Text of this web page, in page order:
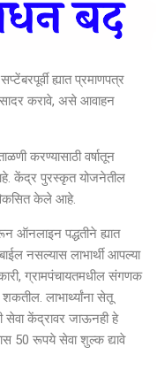
ह्यात प्रमाणपत्र
सादर करावे, असे आवाहन
करण्यासाठी वर्षातून
केंद्र पुरस्कृत योजनेतील
केले आहे.
ऑनलाइन पद्धतीने ह्यात
नसल्यास लाभार्थी आपल्या
ग्रामपंचायतमधील संगणक
लाभार्थ्यांना सेतू
सेवा केंद्रावर जाऊनही हे
50 रूपये सेवा शुल्क द्यावे